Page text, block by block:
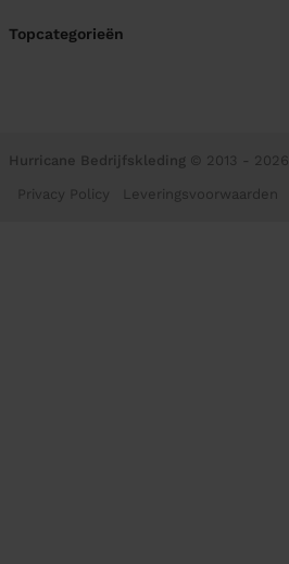
Topcategorieën
Hurricane Bedrijfskleding © 2013 - 2026
Privacy Policy Leveringsvoorwaarden